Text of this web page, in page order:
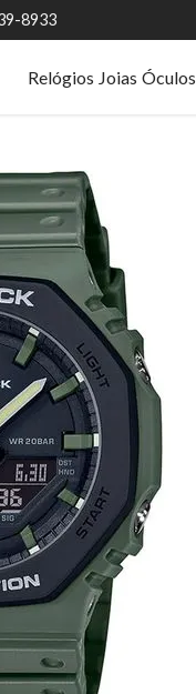
8933
Relógios Joias Óculos